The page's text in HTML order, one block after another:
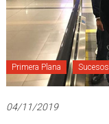
Primera Plana Sucesos
04/11/2019